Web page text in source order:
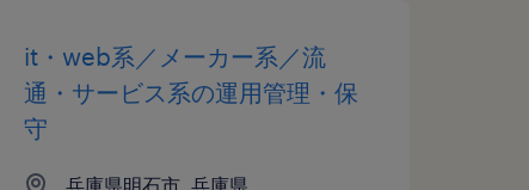
it・web系／メーカー系／流
通・サービス系の運用管理・保
守
兵庫県明石市, 兵庫県